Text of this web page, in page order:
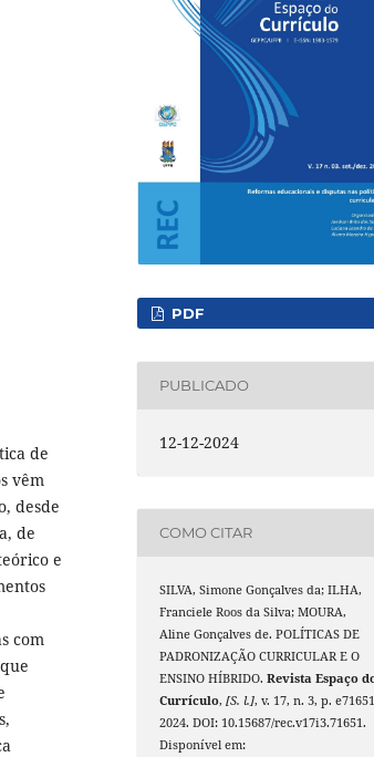
de
vêm
desde
de
e
com
PDF
PUBLICADO
12-12-2024
COMO CITAR
SILVA, Simone Gonçalves da; ILHA,
Franciele Roos da Silva; MOURA,
Aline Gonçalves de. POLÍTICAS DE
PADRONIZAÇÃO CURRICULAR E O
ENSINO HÍBRIDO.Revista Espaço
Currículo,[S. l.], v. 17, n. 3, p.
2024. DOI: 10.15687/rec.v17i3.71651.
Disponível em: